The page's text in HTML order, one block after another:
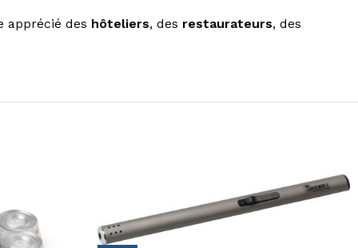
apprécié des hôteliers, des restaurateurs, des